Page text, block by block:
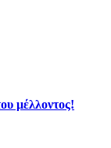
μέλλοντος!